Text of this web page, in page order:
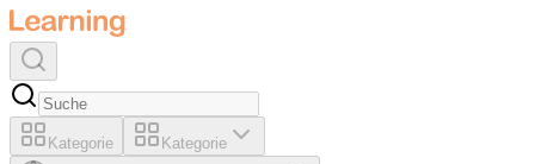
Kategorie Kategorie